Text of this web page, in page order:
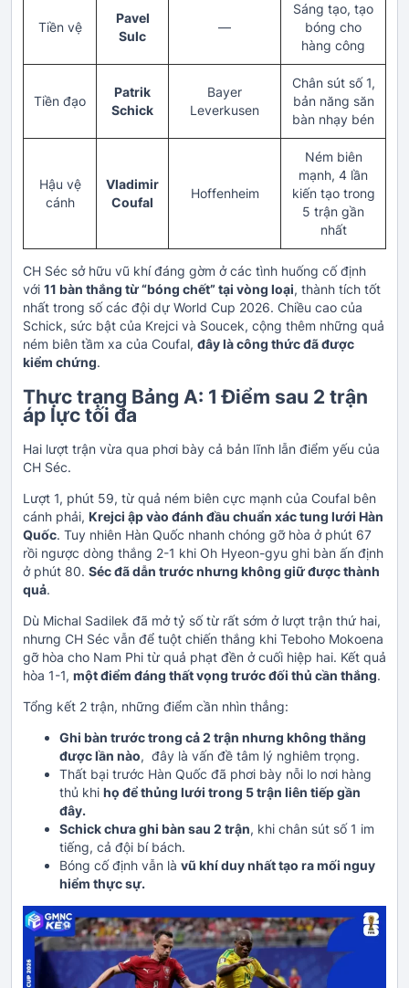
Tiền vệ
Pavel
Sulc
—
Sáng tạo, tạo
bóng cho
hàng công
Tiền đạo
Patrik
Schick
Bayer
Leverkusen
Chân sút số 1,
bản năng săn
bàn nhạy bén
Hậu vệ
cánh
Vladimir
Coufal
Hoffenheim
Ném biên
mạnh, 4 lần
kiến tạo trong
5 trận gần
nhất
CH Séc sở hữu vũ khí đáng gờm ở các tình huống cố định
với 11 bàn thắng từ “bóng chết” tại vòng loại, thành tích tốt
nhất trong số các đội dự World Cup 2026. Chiều cao của
Schick, sức bật của Krejci và Soucek, cộng thêm những quả
ném biên tầm xa của Coufal, đây là công thức đã được
kiểm chứng.
Thực trạng Bảng A: 1 Điểm sau 2 trận
áp lực tối đa
Hai lượt trận vừa qua phơi bày cả bản lĩnh lẫn điểm yếu của
CH Séc.
Lượt 1, phút 59, từ quả ném biên cực mạnh của Coufal bên
cánh phải, Krejci ập vào đánh đầu chuẩn xác tung lưới Hàn
Quốc. Tuy nhiên Hàn Quốc nhanh chóng gỡ hòa ở phút 67
rồi ngược dòng thắng 2-1 khi Oh Hyeon-gyu ghi bàn ấn định
ở phút 80. Séc đã dẫn trước nhưng không giữ được thành
quả.
Dù Michal Sadilek đã mở tỷ số từ rất sớm ở lượt trận thứ hai,
nhưng CH Séc vẫn để tuột chiến thắng khi Teboho Mokoena
gỡ hòa cho Nam Phi từ quả phạt đền ở cuối hiệp hai. Kết quả
hòa 1-1, một điểm đáng thất vọng trước đối thủ cần thắng.
Tổng kết 2 trận, những điểm cần nhìn thẳng:
Ghi bàn trước trong cả 2 trận nhưng không thắng
được lần nào, đây là vấn đề tâm lý nghiêm trọng.
Thất bại trước Hàn Quốc đã phơi bày nỗi lo nơi hàng
thủ khi họ để thủng lưới trong 5 trận liên tiếp gần
đây.
Schick chưa ghi bàn sau 2 trận, khi chân sút số 1 im
tiếng, cả đội bí bách.
Bóng cố định vẫn là vũ khí duy nhất tạo ra mối nguy
hiểm thực sự.